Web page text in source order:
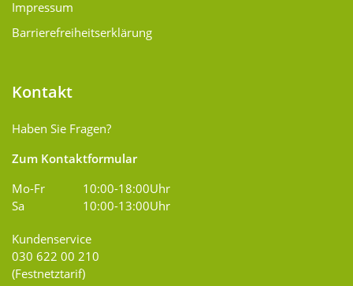
Impressum
Barrierefreiheitserklärung
Kontakt
Haben Sie Fragen?
Zum Kontaktformular
Mo-Fr
10:00-18:00Uhr
Sa
10:00-13:00Uhr
Kundenservice
030 622 00 210
(Festnetztarif)